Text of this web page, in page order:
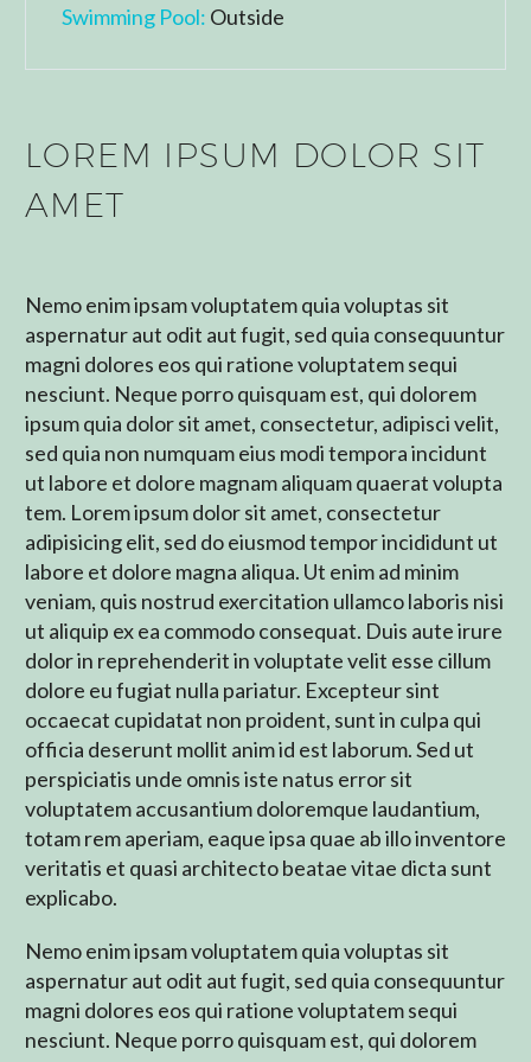
Swimming Pool: Outside
LOREM IPSUM DOLOR SIT
AMET
Nemo enim ipsam voluptatem quia voluptas sit
aspernatur aut odit aut fugit, sed quia consequuntur
magni dolores eos qui ratione voluptatem sequi
nesciunt. Neque porro quisquam est, qui dolorem
ipsum quia dolor sit amet, consectetur, adipisci velit,
sed quia non numquam eius modi tempora incidunt
ut labore et dolore magnam aliquam quaerat volupta
tem. Lorem ipsum dolor sit amet, consectetur
adipisicing elit, sed do eiusmod tempor incididunt ut
labore et dolore magna aliqua. Ut enim ad minim
veniam, quis nostrud exercitation ullamco laboris nisi
ut aliquip ex ea commodo consequat. Duis aute irure
dolor in reprehenderit in voluptate velit esse cillum
dolore eu fugiat nulla pariatur. Excepteur sint
occaecat cupidatat non proident, sunt in culpa qui
officia deserunt mollit anim id est laborum. Sed ut
perspiciatis unde omnis iste natus error sit
voluptatem accusantium doloremque laudantium,
totam rem aperiam, eaque ipsa quae ab illo inventore
veritatis et quasi architecto beatae vitae dicta sunt
explicabo.
Nemo enim ipsam voluptatem quia voluptas sit
aspernatur aut odit aut fugit, sed quia consequuntur
magni dolores eos qui ratione voluptatem sequi
nesciunt. Neque porro quisquam est, qui dolorem